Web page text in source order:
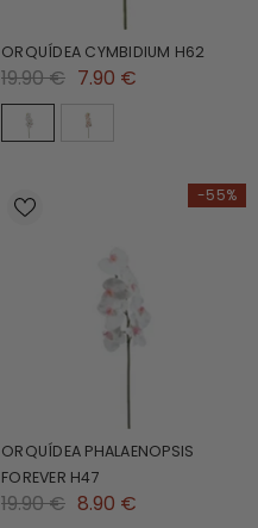
ORQUÍDEA CYMBIDIUM H62
19.90 € 7.90 €
-55%
ORQUÍDEA PHALAENOPSIS
FOREVER H47
19.90 € 8.90 €